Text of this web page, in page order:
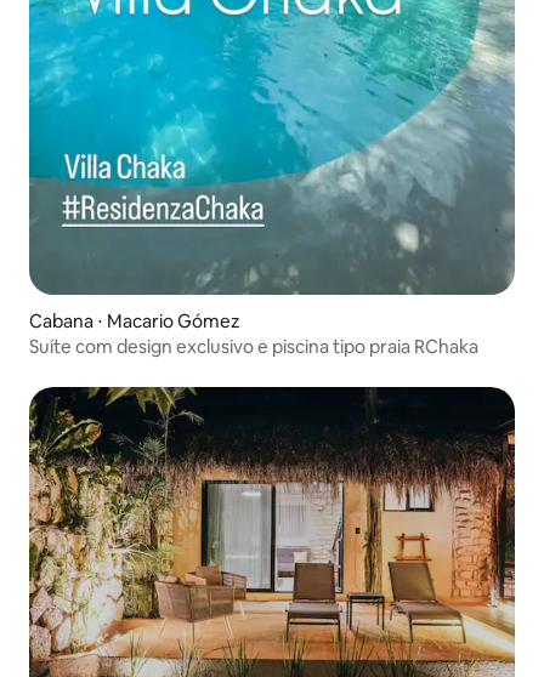
Cabana ⋅ Macario Gómez
Suíte com design exclusivo e piscina tipo praia RChaka